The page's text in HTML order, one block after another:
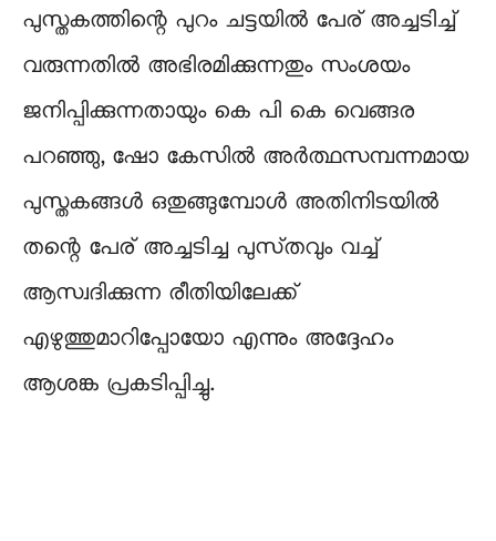
പുസ്തകത്തിന്റെ പുറം ചട്ടയിൽ പേര് അച്ചടിച്ച്
വരുന്നതിൽ അഭിരമിക്കുന്നതും സംശയം
ജനിപ്പിക്കുന്നതായും കെ പി കെ വെങ്ങര
പറഞ്ഞു, ഷോ കേസിൽ അർത്ഥസമ്പന്നമായ
പുസ്തകങ്ങൾ ഒതുങ്ങുമ്പോൾ അതിനിടയിൽ
തന്റെ പേര് അച്ചടിച്ച പുസ്‌തവും വച്ച്
ആസ്വദിക്കുന്ന രീതിയിലേക്ക്
എഴുത്തുമാറിപ്പോയോ എന്നും അദ്ദേഹം
ആശങ്ക പ്രകടിപ്പിച്ചു.